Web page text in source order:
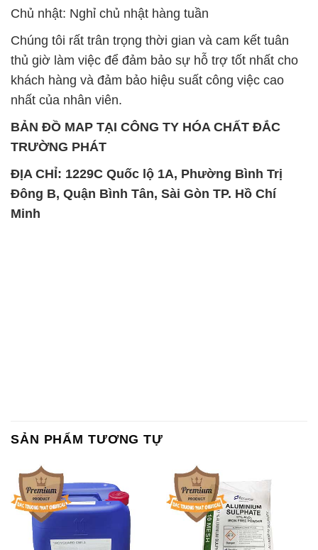
Chủ nhật: Nghỉ chủ nhật hàng tuần
Chúng tôi rất trân trọng thời gian và cam kết tuân
thủ giờ làm việc để đảm bảo sự hỗ trợ tốt nhất cho
khách hàng và đảm bảo hiệu suất công việc cao
nhất của nhân viên.
BẢN ĐỒ MAP TẠI CÔNG TY HÓA CHẤT ĐẮC
TRƯỜNG PHÁT
ĐỊA CHỈ: 1229C Quốc lộ 1A, Phường Bình Trị
Đông B, Quận Bình Tân, Sài Gòn TP. Hồ Chí
Minh
SẢN PHẨM TƯƠNG TỰ